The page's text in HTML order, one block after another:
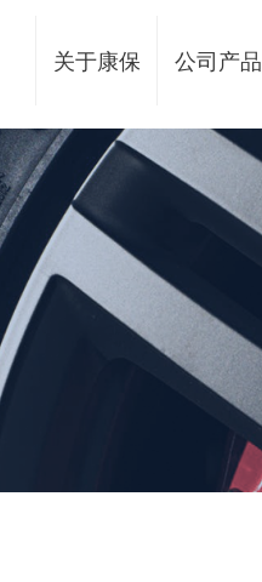
关于康保 公司产品